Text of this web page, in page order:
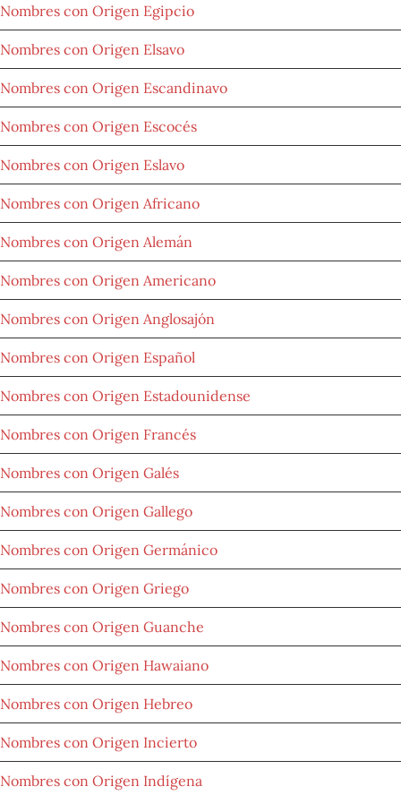
Nombres con Origen Egipcio
Nombres con Origen Elsavo
Nombres con Origen Escandinavo
Nombres con Origen Escocés
Nombres con Origen Eslavo
Nombres con Origen Africano
Nombres con Origen Alemán
Nombres con Origen Americano
Nombres con Origen Anglosajón
Nombres con Origen Español
Nombres con Origen Estadounidense
Nombres con Origen Francés
Nombres con Origen Galés
Nombres con Origen Gallego
Nombres con Origen Germánico
Nombres con Origen Griego
Nombres con Origen Guanche
Nombres con Origen Hawaiano
Nombres con Origen Hebreo
Nombres con Origen Incierto
Nombres con Origen Indígena